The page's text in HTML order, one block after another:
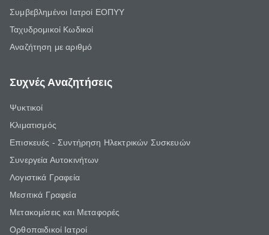
Συμβεβλημένοι Ιατροί ΕΟΠΥΥ
Ταχυδρομικοί Κωδικοί
Αναζήτηση με αριθμό
Συχνές Αναζητήσεις
Ψυκτικοί
Κλιματισμός
Επισκευές - Συντήρηση Ηλεκτρικών Συσκευών
Συνεργεία Αυτοκινήτων
Λογιστικά Γραφεία
Μεσιτικά Γραφεία
Μετακομίσεις και Μεταφορές
Ορθοπαιδικοί Ιατροί